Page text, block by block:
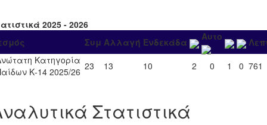
2025 - 2026
Συμ Αλλαγή Ενδεκάδα Αυτο
Κατηγορία
Κ-14 2025/26 23 13 10 2 0 1 0 761
Στατιστικά